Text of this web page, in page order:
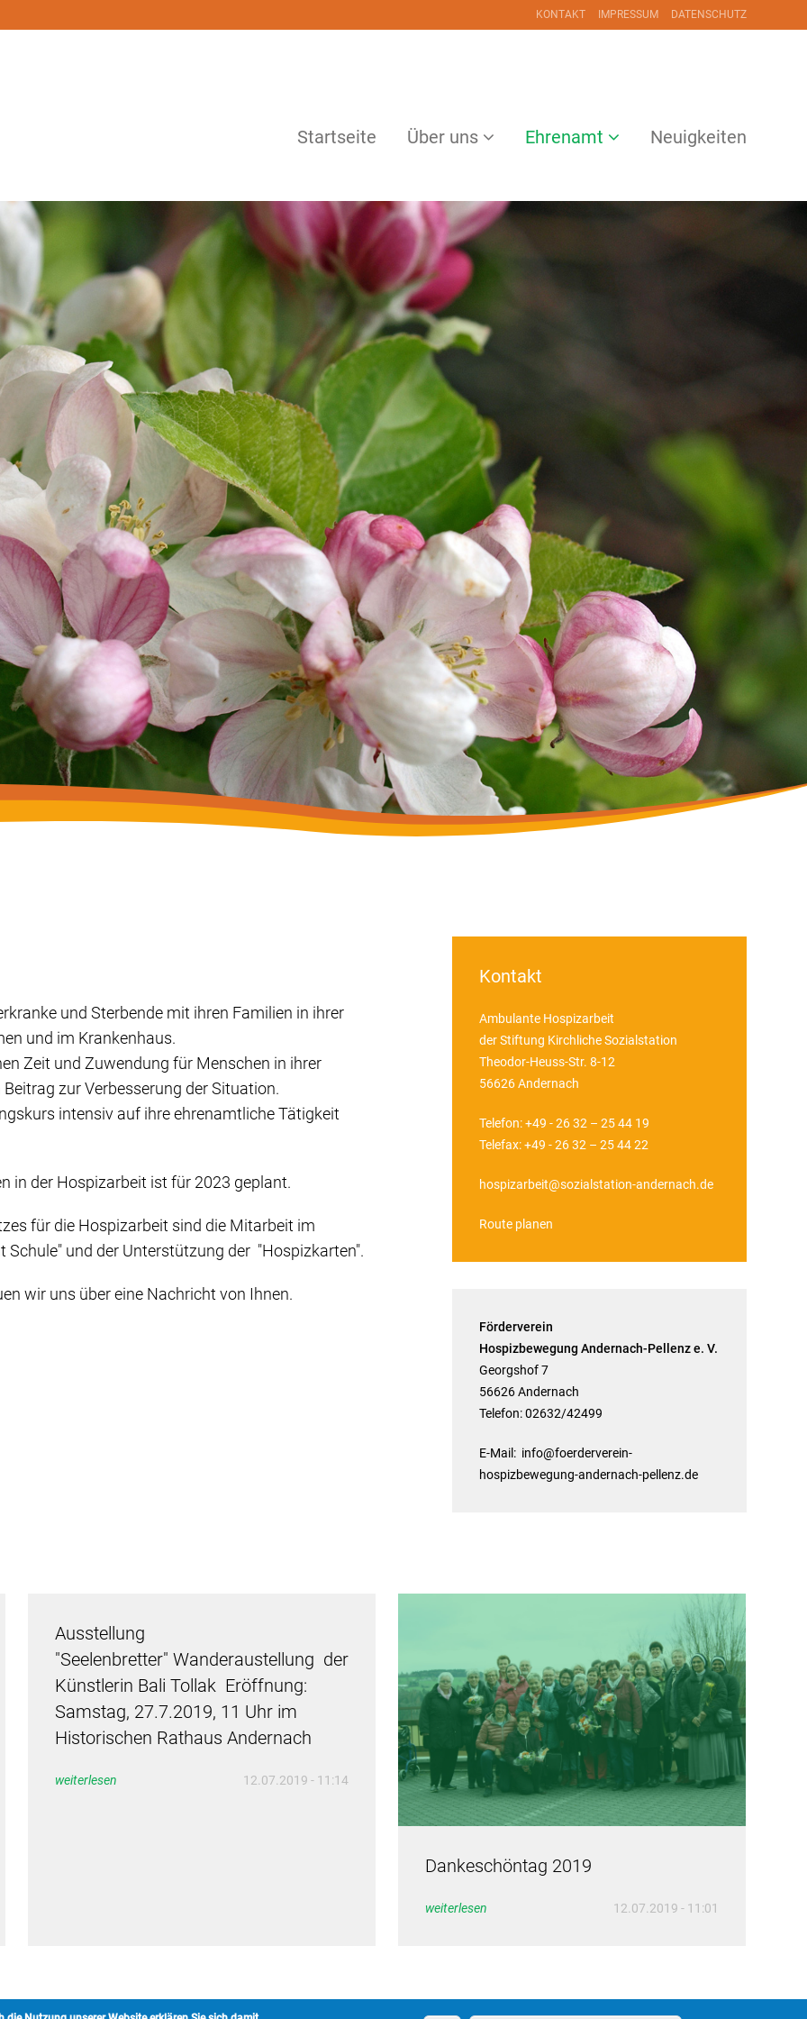
KONTAKT IMPRESSUM DATENSCHUTZ
Startseite Über uns Ehrenamt Neuigkeiten
und Sterbende mit ihren Familien in ihrer
und im Krankenhaus.
Zeit und Zuwendung für Menschen in ihrer
zur Verbesserung der Situation.
intensiv auf ihre ehrenamtliche Tätigkeit
in der Hospizarbeit ist für 2023 geplant.
für die Hospizarbeit sind die Mitarbeit im
und der Unterstützung der "Hospizkarten".
wir uns über eine Nachricht von Ihnen.
Kontakt
Ambulante Hospizarbeit
der Stiftung Kirchliche Sozialstation
Theodor-Heuss-Str. 8-12
56626 Andernach
Telefon: +49 - 26 32 – 25 44 19
Telefax: +49 - 26 32 – 25 44 22
hospizarbeit@sozialstation-andernach.de
Route planen
Förderverein
Hospizbewegung Andernach-Pellenz e. V.
Georgshof 7
56626 Andernach
Telefon: 02632/42499
E-Mail: info@foerderverein-
hospizbewegung-andernach-pellenz.de
Ausstellung
"Seelenbretter" Wanderaustellung der
Künstlerin Bali Tollak Eröffnung:
Samstag, 27.7.2019, 11 Uhr im
Historischen Rathaus Andernach
weiterlesen 12.07.2019 - 11:14
Dankeschöntag 2019
weiterlesen 12.07.2019 - 11:01